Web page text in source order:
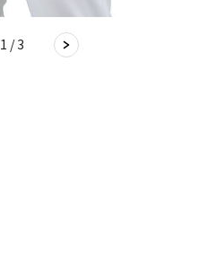
1 / 3